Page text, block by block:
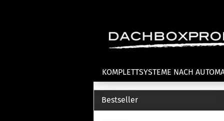
KOMPLETTSYSTEME NACH
Bestseller